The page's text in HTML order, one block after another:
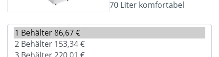
70 Liter komfortabel